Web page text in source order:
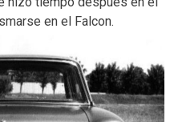
en el Falcon.